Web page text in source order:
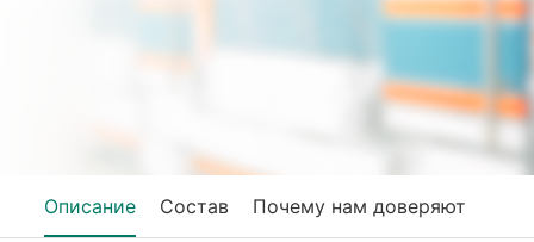
Описание Состав Почему нам доверяют